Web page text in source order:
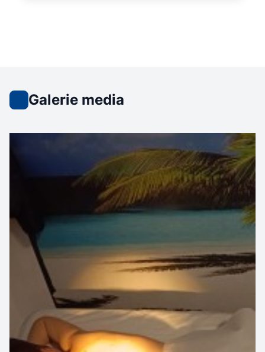
Galerie media